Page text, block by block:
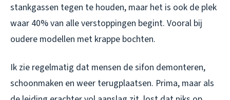
stankgassen tegen te houden, maar het is ook de plek
waar 40% van alle verstoppingen begint. Vooral bij
oudere modellen met krappe bochten.
Ik zie regelmatig dat mensen de sifon demonteren,
schoonmaken en weer terugplaatsen. Prima, maar als